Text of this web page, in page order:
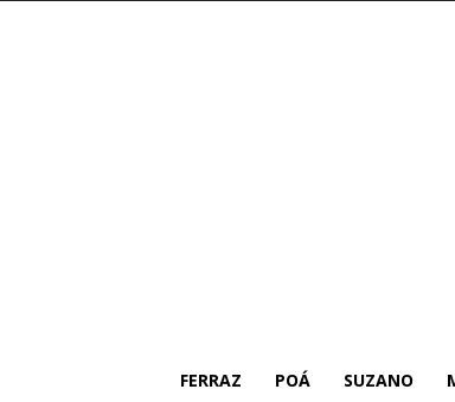
FERRAZ POÁ SUZANO